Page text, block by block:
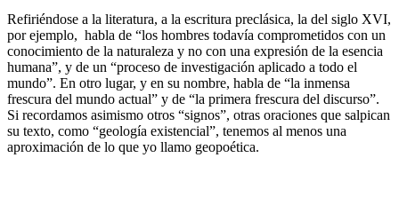
Refiriéndose a la literatura, a la escritura preclásica, la del siglo XVI,
por ejemplo, habla de “los hombres todavía comprometidos con un
conocimiento de la naturaleza y no con una expresión de la esencia
humana”, y de un “proceso de investigación aplicado a todo el
mundo”. En otro lugar, y en su nombre, habla de “la inmensa
frescura del mundo actual” y de “la primera frescura del discurso”.
Si recordamos asimismo otros “signos”, otras oraciones que salpican
su texto, como “geología existencial”, tenemos al menos una
aproximación de lo que yo llamo geopoética.